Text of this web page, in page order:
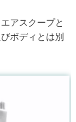
アスクープと
ボディとは別